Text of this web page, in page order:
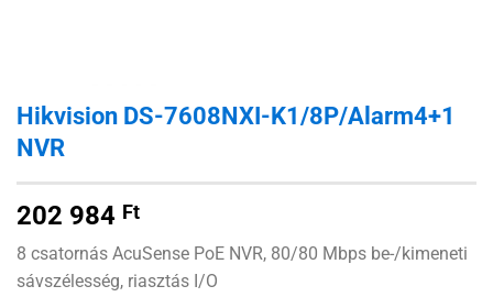
Hikvision DS-7608NXI-K1/8P/Alarm4+1
NVR
202 984 Ft
8 csatornás AcuSense PoE NVR, 80/80 Mbps be-/kimeneti
sávszélesség, riasztás I/O